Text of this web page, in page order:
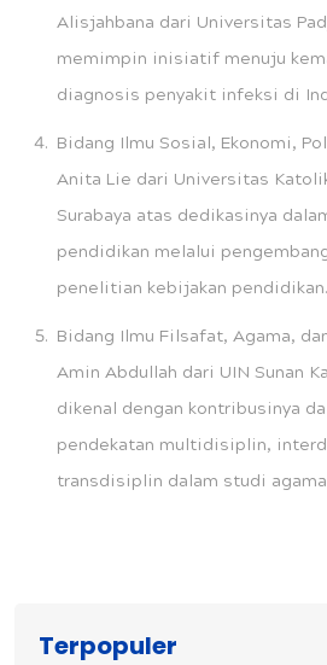
Alisjahbana dari Universitas
memimpin inisiatif menuju
diagnosis penyakit infeksi di
Bidang Ilmu Sosial, Ekonomi,
Anita Lie dari Universitas
Surabaya atas dedikasinya
pendidikan melalui
penelitian kebijakan pendidikan.
Bidang Ilmu Filsafat, Agama,
Amin Abdullah dari UIN Sunan
dikenal dengan kontribusinya
pendekatan multidisiplin,
transdisiplin dalam studi
Terpopuler